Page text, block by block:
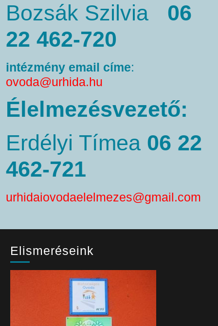
Bozsák Szilvia 06
22 462-720
intézmény email címe:
ovoda@urhida.hu
Élelmezésvezető:
Erdélyi Tímea 06 22
462-721
urhidaiovodaelelmezes@gmail.com
Elismeréseink